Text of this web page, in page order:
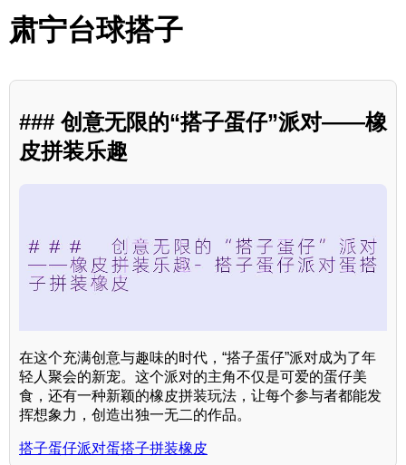
肃宁台球搭子
### 创意无限的“搭子蛋仔”派对——橡
皮拼装乐趣
在这个充满创意与趣味的时代，“搭子蛋仔”派对成为了年
轻人聚会的新宠。这个派对的主角不仅是可爱的蛋仔美
食，还有一种新颖的橡皮拼装玩法，让每个参与者都能发
挥想象力，创造出独一无二的作品。
搭子蛋仔派对蛋搭子拼装橡皮